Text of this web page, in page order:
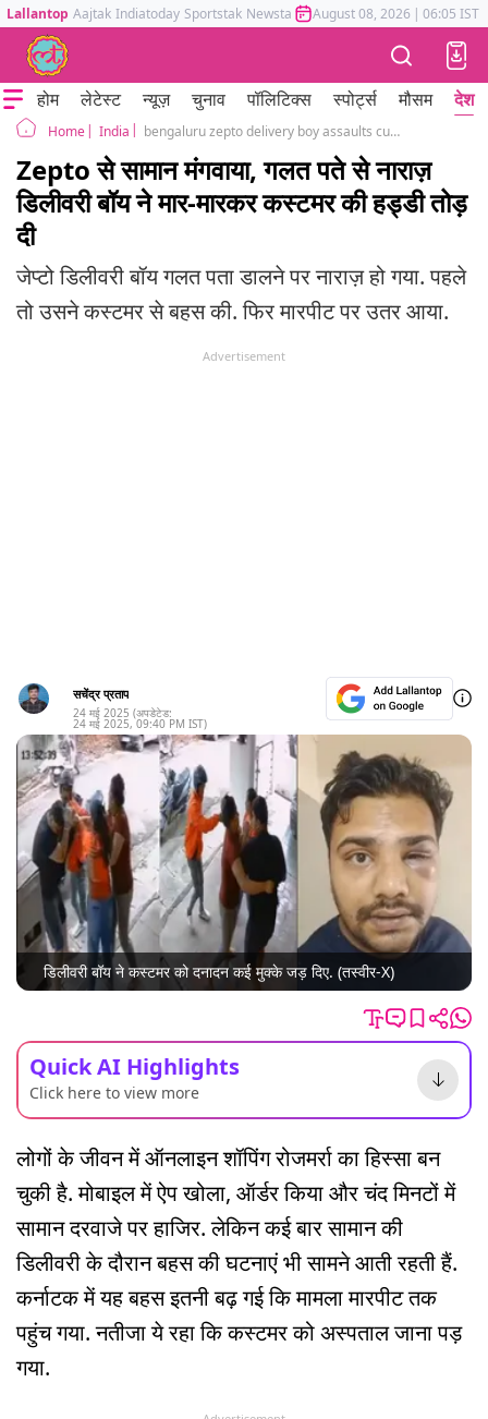
Lallantop Aajtak Indiatoday Sportstak Newstak Mumbai Tak Astrotak
August 08, 2026 | 06:05 IST
होम लेटेस्ट न्यूज़ चुनाव पॉलिटिक्स स्पोर्ट्स मौसम देश
Home India bengaluru zepto delivery boy assaults customer over wrong address cctv video injury fir
Zepto से सामान मंगवाया, गलत पते से नाराज़
डिलीवरी बॉय ने मार-मारकर कस्टमर की हड्डी तोड़
दी
जेप्टो डिलीवरी बॉय गलत पता डालने पर नाराज़ हो गया. पहले
तो उसने कस्टमर से बहस की. फिर मारपीट पर उतर आया.
Advertisement
सचेंद्र प्रताप
24 मई 2025 (अपडेटेड:
24 मई 2025, 09:40 PM IST)
डिलीवरी बॉय ने कस्टमर को दनादन कई मुक्के जड़ दिए. (तस्वीर-X)
Quick AI Highlights
Click here to view more
लोगों के जीवन में ऑनलाइन शॉपिंग रोजमर्रा का हिस्सा बन
चुकी है. मोबाइल में ऐप खोला, ऑर्डर किया और चंद मिनटों में
सामान दरवाजे पर हाजिर. लेकिन कई बार सामान की
डिलीवरी के दौरान बहस की घटनाएं भी सामने आती रहती हैं.
कर्नाटक में यह बहस इतनी बढ़ गई कि मामला मारपीट तक
पहुंच गया. नतीजा ये रहा कि कस्टमर को अस्पताल जाना पड़
गया.